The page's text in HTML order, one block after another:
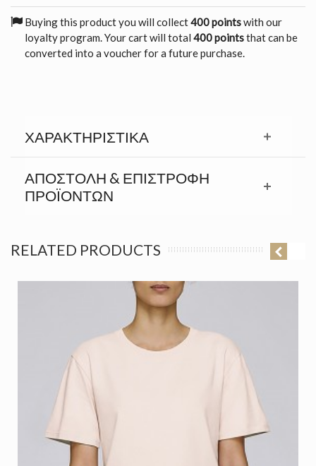
Buying this product you will collect400 pointswith our
loyalty program. Your cart will total 400 pointsthat can be
converted into a voucher for a future purchase.
ΧΑΡΑΚΤΗΡΙΣΤΙΚΆ
ΑΠΟΣΤΟΛΉ & ΕΠΙΣΤΡΟΦΉ
ΠΡΟΪΟΝΤΩΝ
RELATED PRODUCTS